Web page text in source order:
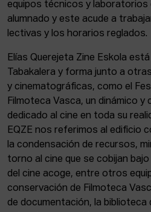
20012 Donostia /
T. 0034
E. info@zine-
equipos técnicos y laboratorios
alumnado y este acude a
lectivas y los horarios reglados.
Elías Querejeta Zine Eskola
Tabakalera y forma junto a
y cinematográficas, como el
Filmoteca Vasca, un dinámico
dedicado al cine en toda su
EQZE nos referimos al edificio
la condensación de recursos,
torno al cine que se cobijan
del cine acoge, entre otros
conservación de Filmoteca
de documentación, la biblioteca